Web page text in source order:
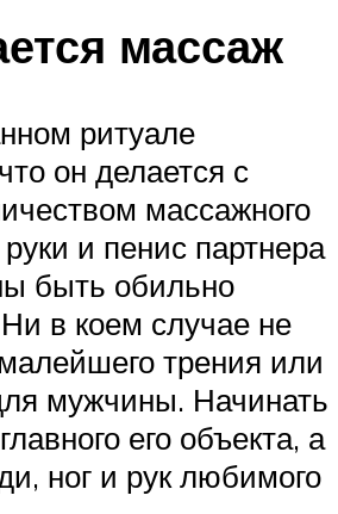
массаж
ритуале
он делается с
массажного
и пенис партнера
быть обильно
в коем случае не
трения или
мужчины. Начинать
его объекта, а
ног и рук любимого